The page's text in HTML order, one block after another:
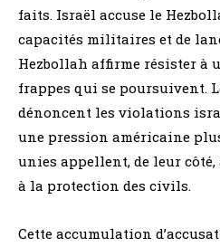
faits. Israël accuse le
capacités militaires et de
Hezbollah affirme résister à
frappes qui se poursuivent.
dénoncent les violations
une pression américaine
unies appellent, de leur côté,
à la protection des civils.
Cette accumulation